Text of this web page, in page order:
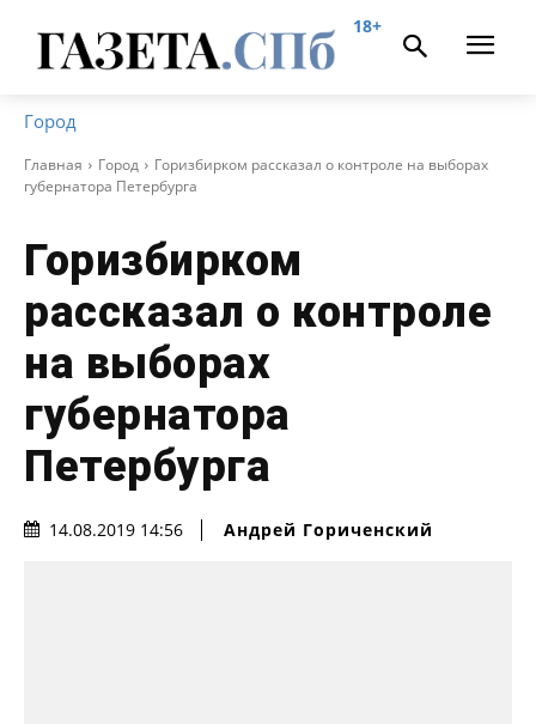
18+
Город
Главная Город
Горизбирком рассказал о контроле на выборах
губернатора Петербурга
Горизбирком
рассказал о контроле
на выборах
губернатора
Петербурга
14.08.2019 14:56 Андрей Гориченcкий